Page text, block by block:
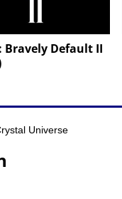
Bravely Default II
Universe